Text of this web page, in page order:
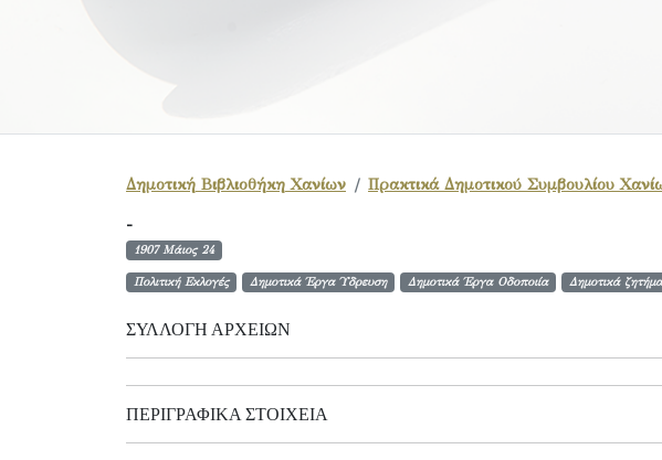
Δημοτική Βιβλιοθήκη Χανίων Πρακτικά Δημοτικού Συμβουλίου
-
1907 Μάιος 24
Πολιτική Εκλογές Δημοτικά Έργα Ύδρευση Δημοτικά Έργα Οδοποιία Δημοτικά
ΣΥΛΛΟΓΉ ΑΡΧΕΊΩΝ
ΠΕΡΙΓΡΑΦΙΚΆ ΣΤΟΙΧΕΊΑ